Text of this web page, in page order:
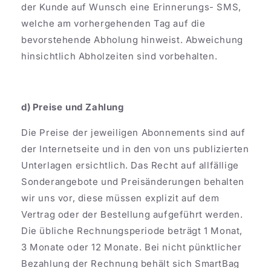
der Kunde auf Wunsch eine Erinnerungs- SMS,
welche am vorhergehenden Tag auf die
bevorstehende Abholung hinweist. Abweichung
hinsichtlich Abholzeiten sind vorbehalten.
d) Preise und Zahlung
Die Preise der jeweiligen Abonnements sind auf
der Internetseite und in den von uns publizierten
Unterlagen ersichtlich. Das Recht auf allfällige
Sonderangebote und Preisänderungen behalten
wir uns vor, diese müssen explizit auf dem
Vertrag oder der Bestellung aufgeführt werden.
Die übliche Rechnungsperiode beträgt 1 Monat,
3 Monate oder 12 Monate. Bei nicht pünktlicher
Bezahlung der Rechnung behält sich SmartBag